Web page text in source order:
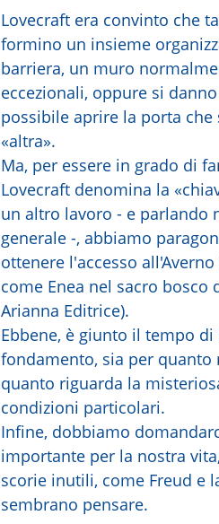
Lovecraft era convinto che
formino un insieme
barriera, un muro
eccezionali, oppure si
possibile aprire la porta
«altra».
Ma, per essere in grado di
Lovecraft denomina la
un altro lavoro - e parlando
generale -, abbiamo
ottenere l'accesso
come Enea nel sacro bosco
Arianna Editrice).
Ebbene, è giunto il tempo
fondamento, sia per
quanto riguarda la
condizioni particolari.
Infine, dobbiamo
importante per la nostra
scorie inutili, come Freud e
sembrano pensare.